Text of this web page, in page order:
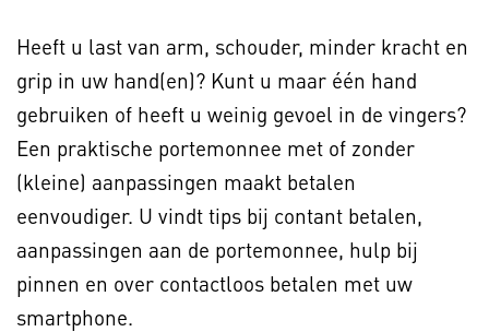
Heeft u last van arm, schouder, minder kracht en
grip in uw hand(en)? Kunt u maar één hand
gebruiken of heeft u weinig gevoel in de vingers?
Een praktische portemonnee met of zonder
(kleine) aanpassingen maakt betalen
eenvoudiger. U vindt tips bij contant betalen,
aanpassingen aan de portemonnee, hulp bij
pinnen en over contactloos betalen met uw
smartphone.